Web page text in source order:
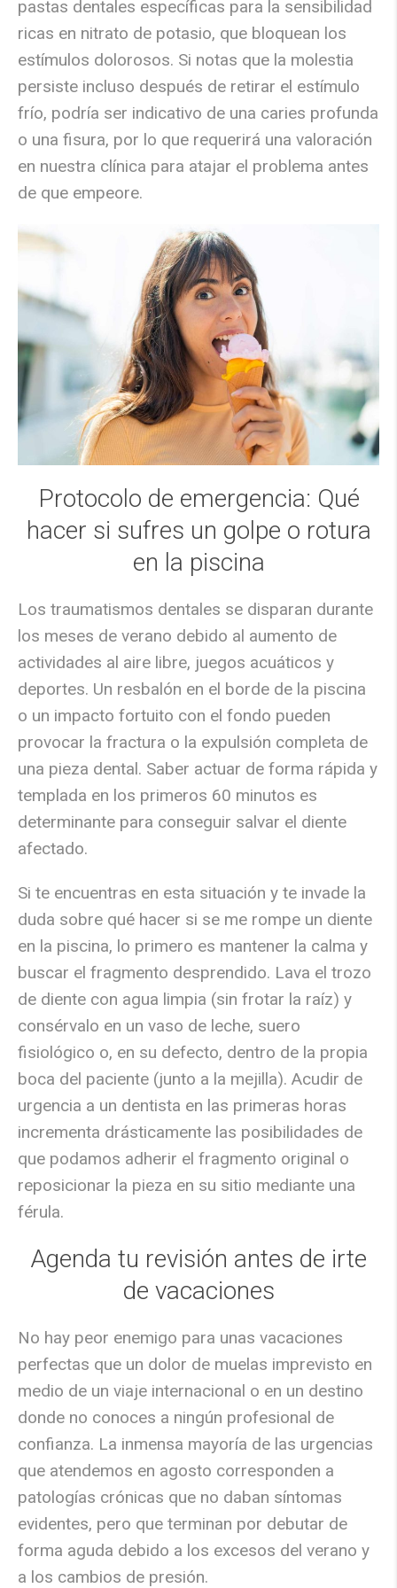
pastas dentales específicas para la sensibilidad
ricas en nitrato de potasio, que bloquean los
estímulos dolorosos. Si notas que la molestia
persiste incluso después de retirar el estímulo
frío, podría ser indicativo de una caries profunda
o una fisura, por lo que requerirá una valoración
en nuestra clínica para atajar el problema antes
de que empeore.
Protocolo de emergencia: Qué
hacer si sufres un golpe o rotura
en la piscina
Los traumatismos dentales se disparan durante
los meses de verano debido al aumento de
actividades al aire libre, juegos acuáticos y
deportes. Un resbalón en el borde de la piscina
o un impacto fortuito con el fondo pueden
provocar la fractura o la expulsión completa de
una pieza dental. Saber actuar de forma rápida y
templada en los primeros 60 minutos es
determinante para conseguir salvar el diente
afectado.
Si te encuentras en esta situación y te invade la
duda sobre qué hacer si se me rompe un diente
en la piscina, lo primero es mantener la calma y
buscar el fragmento desprendido. Lava el trozo
de diente con agua limpia (sin frotar la raíz) y
consérvalo en un vaso de leche, suero
fisiológico o, en su defecto, dentro de la propia
boca del paciente (junto a la mejilla). Acudir de
urgencia a un dentista en las primeras horas
incrementa drásticamente las posibilidades de
que podamos adherir el fragmento original o
reposicionar la pieza en su sitio mediante una
férula.
Agenda tu revisión antes de irte
de vacaciones
No hay peor enemigo para unas vacaciones
perfectas que un dolor de muelas imprevisto en
medio de un viaje internacional o en un destino
donde no conoces a ningún profesional de
confianza. La inmensa mayoría de las urgencias
que atendemos en agosto corresponden a
patologías crónicas que no daban síntomas
evidentes, pero que terminan por debutar de
forma aguda debido a los excesos del verano y
a los cambios de presión.